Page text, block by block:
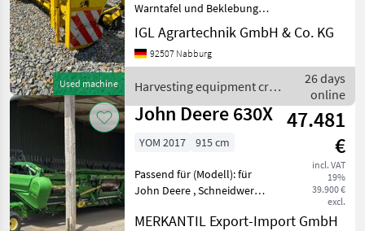
Used machine
Warntafel und Beklebung
Harvesting equipment crop
fields Crop headers
IGL Agrartechnik GmbH & Co. KG
92507 Nabburg
Harvesting equipment crop
fields / John Deere
26 days
online
John Deere 630X 47.481
€
incl. VAT
19%
39.900 €
excl.
YOM 2017 915 cm
Passend für (Modell): für
John Deere , Schneidwerk,
________ mit
MERKANTIL Export-Import GmbH